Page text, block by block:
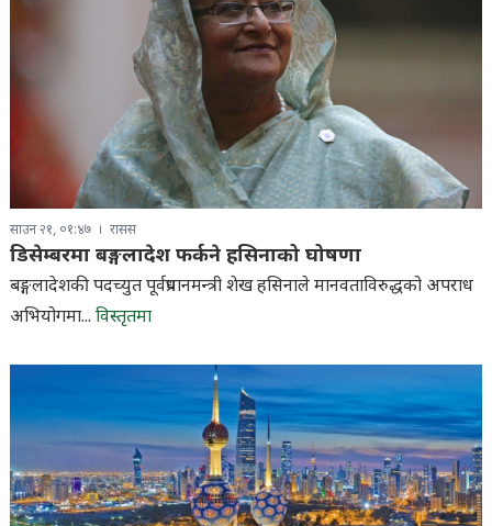
साउन २१, ०१:४७ रासस
डिसेम्बरमा बङ्गलादेश फर्कने हसिनाको घोषणा
बङ्गलादेशकी पदच्युत पूर्वप्रधानमन्त्री शेख हसिनाले मानवताविरुद्धको अपराध
अभियोगमा... विस्तृतमा